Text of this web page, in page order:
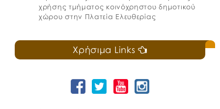
χρήσης τμήματος κοινόχρηστου δημοτικού
χώρου στην Πλατεία Ελευθερίας
Χρήσιμα Links